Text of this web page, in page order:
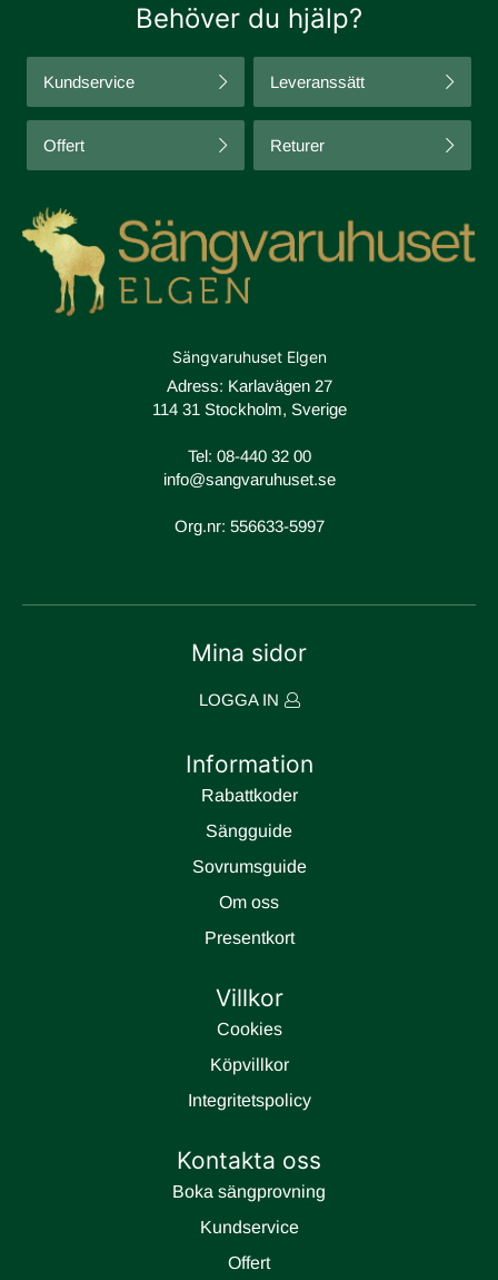
Behöver du hjälp?
Kundservice Leveranssätt
Offert Returer
Sängvaruhuset Elgen
Adress: Karlavägen 27
114 31 Stockholm, Sverige
Tel: 08-440 32 00
info@sangvaruhuset.se
Org.nr: 556633-5997
Mina sidor
LOGGA IN
Information
Rabattkoder
Sängguide
Sovrumsguide
Om oss
Presentkort
Villkor
Cookies
Köpvillkor
Integritetspolicy
Kontakta oss
Boka sängprovning
Kundservice
Offert